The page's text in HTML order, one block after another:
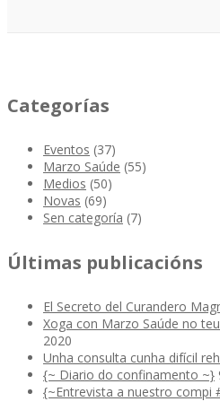
Categorías
Eventos (37)
Marzo Saúde (55)
Medios (50)
Novas (69)
Sen categoría (7)
Últimas publicacións
El Secreto del Curandero
Xoga con Marzo Saúde no
2020
Unha consulta cunha difícil
{~ Diario do confinamento ~}
{~Entrevista a nuestro compi